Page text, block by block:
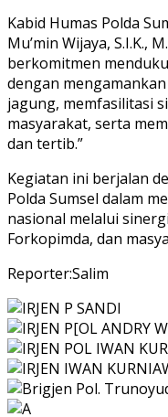
Kabid Humas Polda
Mu’min Wijaya, S.I.K.,
berkomitmen
dengan
jagung, memfasilitasi
masyarakat, serta
dan tertib.”
Kegiatan ini berjalan
Polda Sumsel dalam
nasional melalui
Forkopimda, dan
Reporter:Salim